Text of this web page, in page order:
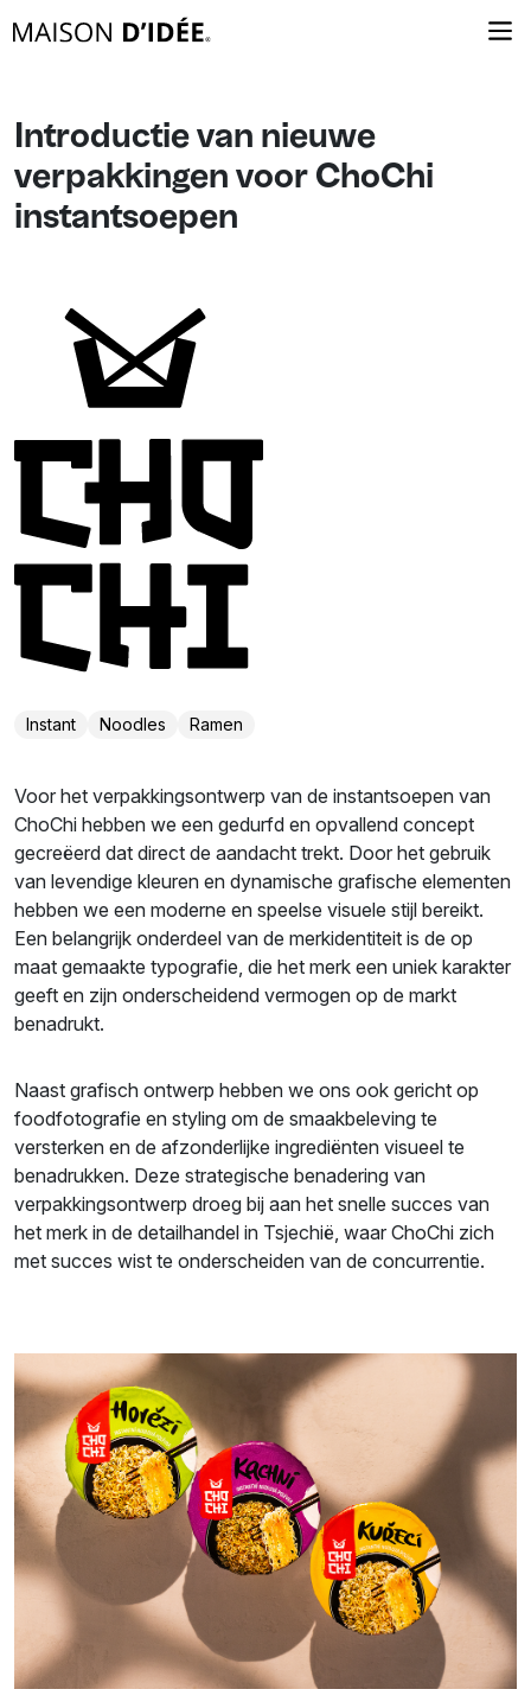
Introductie van nieuwe
verpakkingen voor ChoChi
instantsoepen
Instant Noodles Ramen
Voor het verpakkingsontwerp van de instantsoepen van
ChoChi hebben we een gedurfd en opvallend concept
gecreëerd dat direct de aandacht trekt. Door het gebruik
van levendige kleuren en dynamische grafische elementen
hebben we een moderne en speelse visuele stijl bereikt.
Een belangrijk onderdeel van de merkidentiteit is de op
maat gemaakte typografie, die het merk een uniek karakter
geeft en zijn onderscheidend vermogen op de markt
benadrukt.
Naast grafisch ontwerp hebben we ons ook gericht op
foodfotografie en styling om de smaakbeleving te
versterken en de afzonderlijke ingrediënten visueel te
benadrukken. Deze strategische benadering van
verpakkingsontwerp droeg bij aan het snelle succes van
het merk in de detailhandel in Tsjechië, waar ChoChi zich
met succes wist te onderscheiden van de concurrentie.